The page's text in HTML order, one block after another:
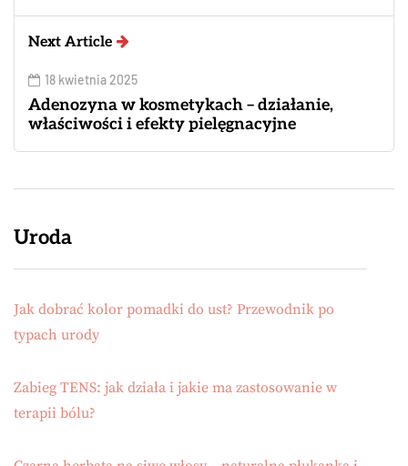
Next Article
18 kwietnia 2025
Adenozyna w kosmetykach – działanie,
właściwości i efekty pielęgnacyjne
Uroda
Jak dobrać kolor pomadki do ust? Przewodnik po
typach urody
Zabieg TENS: jak działa i jakie ma zastosowanie w
terapii bólu?